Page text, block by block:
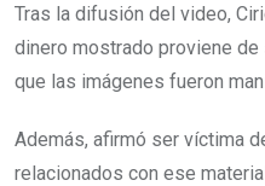
Tras la difusión del video,
dinero mostrado proviene
que las imágenes fueron
Además, afirmó ser víctima
relacionados con ese